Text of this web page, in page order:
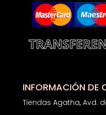
INFORMACIÓN DE
Tiendas Agatha, Avd.